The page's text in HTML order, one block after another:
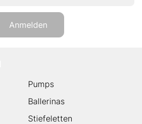
Anmelden
Pumps
Ballerinas
Stiefeletten